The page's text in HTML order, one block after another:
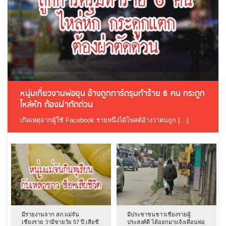
หนุ่มเที่ยวงานพ่อขุน อ้างถูกการ์ดรุมทำร้าย 6 คน กระดูก
ไหล่หัก ต้องผ่าตัดด่วน
เกิดเหตุจากผู้ใช้ Facebook รายหนึ่งได้โพสต์อ้างว่าตนถูก […]
มีรายงานจาก สภ.แม่จัน
เชียงราย ว่ามีชายวัย 57 ปี เสียชี
มีประชาชนชาวเชียงรายผู้
ประสงค์ดี ได้ออกมาแจ้งเตือนพ่อ